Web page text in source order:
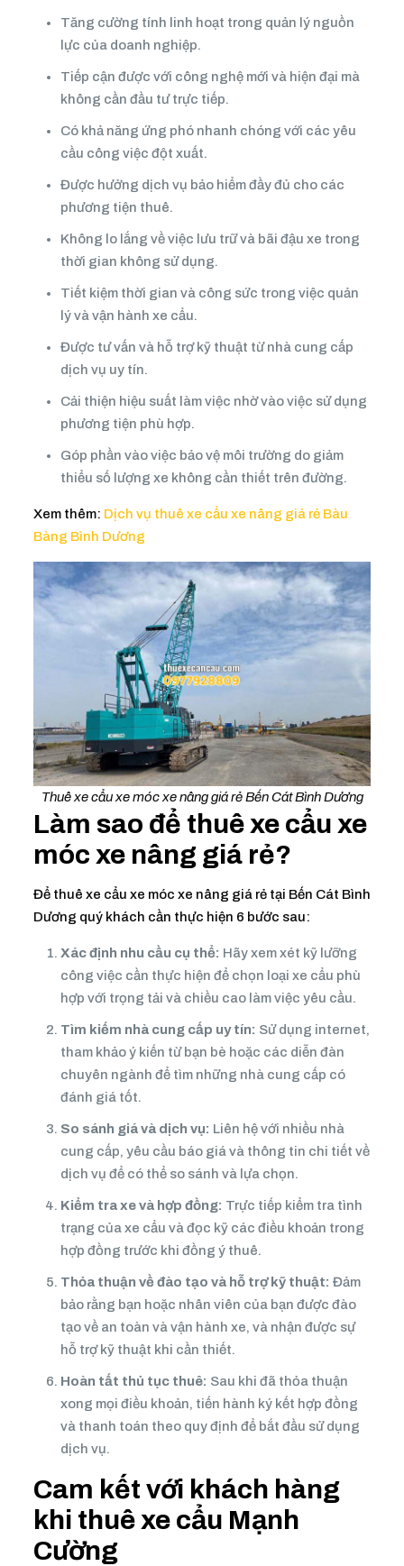
Tăng cường tính linh hoạt trong quản lý nguồn
lực của doanh nghiệp.
Tiếp cận được với công nghệ mới và hiện đại mà
không cần đầu tư trực tiếp.
Có khả năng ứng phó nhanh chóng với các yêu
cầu công việc đột xuất.
Được hưởng dịch vụ bảo hiểm đầy đủ cho các
phương tiện thuê.
Không lo lắng về việc lưu trữ và bãi đậu xe trong
thời gian không sử dụng.
Tiết kiệm thời gian và công sức trong việc quản
lý và vận hành xe cẩu.
Được tư vấn và hỗ trợ kỹ thuật từ nhà cung cấp
dịch vụ uy tín.
Cải thiện hiệu suất làm việc nhờ vào việc sử dụng
phương tiện phù hợp.
Góp phần vào việc bảo vệ môi trường do giảm
thiểu số lượng xe không cần thiết trên đường.
Xem thêm: Dịch vụ thuê xe cẩu xe nâng giá rẻ Bàu
Bàng Bình Dương
Thuê xe cẩu xe móc xe nâng giá rẻ Bến Cát Bình Dương
Làm sao để thuê xe cẩu xe
móc xe nâng giá rẻ?
Để thuê xe cẩu xe móc xe nâng giá rẻ tại Bến Cát Bình
Dương quý khách cần thực hiện 6 bước sau:
Xác định nhu cầu cụ thể: Hãy xem xét kỹ lưỡng
công việc cần thực hiện để chọn loại xe cẩu phù
hợp với trọng tải và chiều cao làm việc yêu cầu.
Tìm kiếm nhà cung cấp uy tín: Sử dụng internet,
tham khảo ý kiến từ bạn bè hoặc các diễn đàn
chuyên ngành để tìm những nhà cung cấp có
đánh giá tốt.
So sánh giá và dịch vụ: Liên hệ với nhiều nhà
cung cấp, yêu cầu báo giá và thông tin chi tiết về
dịch vụ để có thể so sánh và lựa chọn.
Kiểm tra xe và hợp đồng: Trực tiếp kiểm tra tình
trạng của xe cẩu và đọc kỹ các điều khoản trong
hợp đồng trước khi đồng ý thuê.
Thỏa thuận về đào tạo và hỗ trợ kỹ thuật: Đảm
bảo rằng bạn hoặc nhân viên của bạn được đào
tạo về an toàn và vận hành xe, và nhận được sự
hỗ trợ kỹ thuật khi cần thiết.
Hoàn tất thủ tục thuê: Sau khi đã thỏa thuận
xong mọi điều khoản, tiến hành ký kết hợp đồng
và thanh toán theo quy định để bắt đầu sử dụng
dịch vụ.
Cam kết với khách hàng
khi thuê xe cẩu Mạnh
Cường